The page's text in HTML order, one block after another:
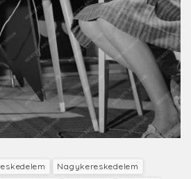
Nagykereskedelem